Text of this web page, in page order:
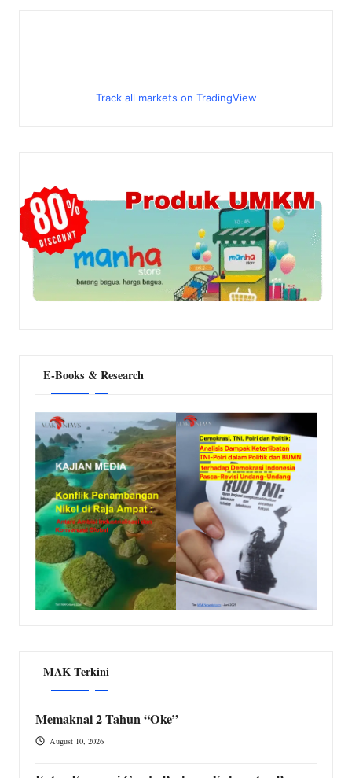
Track all markets on TradingView
E-Books & Research
MAK Terkini
Memaknai 2 Tahun “Oke”
August 10, 2026